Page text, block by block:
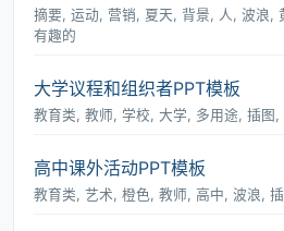
摘要, 运动, 营销, 夏天, 背景, 人, 波浪,
有趣的
大学议程和组织者PPT模板
教育类, 教师, 学校, 大学, 多用途, 插图
高中课外活动PPT模板
教育类, 艺术, 橙色, 教师, 高中, 波浪,